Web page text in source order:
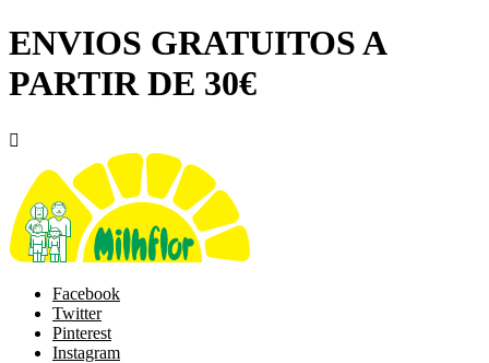
ENVIOS GRATUITOS A
PARTIR DE 30€

Facebook
Twitter
Pinterest
Instagram